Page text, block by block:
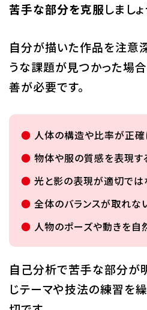
苦手な部分を克服しましょ
自分が描いた作品を注意
うな課題が見つかった場
善が必要です。
人体の構造や比率が正
物体や服の質感を表現す
光と影の表現が適切では
全体のバランスが取れな
人物のポーズや動きを自
自己分析で苦手な部分が
じテーマや技法の練習を